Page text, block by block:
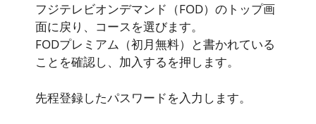
フジテレビオンデマンド（FOD）のトップ画
面に戻り、コースを選びます。
FODプレミアム（初月無料）と書かれている
ことを確認し、加入するを押します。
先程登録したパスワードを入力します。